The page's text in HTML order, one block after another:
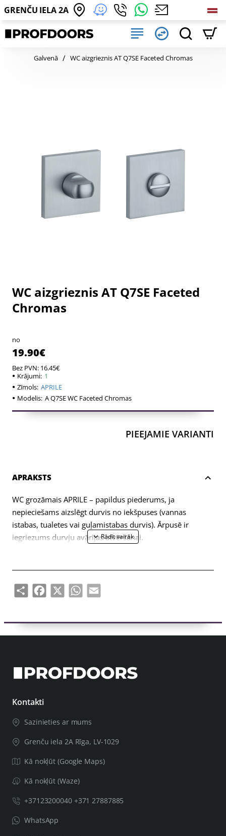
GRENČU IELA 2A
GalvenāhomeWC aizgrieznis AT Q7SE Faceted Chromas
WC aizgrieznis AT Q7SE Faceted
Chromas
no
19.90€
Bez PVN: 16.45€
Krājumi: 1
Zīmols: APRILE
Modelis: A Q7SE WC Faceted Chromas
PIEEJAMIE VARIANTI
APRAKSTS
WC grozāmais APRILE – papildus piederums, ja
nepieciešams aizslēgt durvis no iekšpuses (vannas
istabas, tualetes vai guļamistabas durvis). Ārpusē ir
iegriezums durvju avārijas atvēršanai.
izgatavot 6x6mm, izmantojot reduktoru). Grozāmais ir
aprīkots ar 7 mm biezām metāla rozetēm.
Komplektā ietilpst:
– divi adapteri ar 7 mm biezām apdares rozetēm;
– 1 sešstūra skrūve un 3 mm sešstūra atslēga;
Ja Jūsu durvju vērtne būs biezāka par 44mm, Jums būs
svarīgu saistīto informāciju atstājiet pasūtījuma piezīmēs,
tai skaitā durvju vērtnes biezumu. Pēc Jūsu sniegtās
nokomplektēt preci vajadzīgā biezuma durvīm.
Share Facebook
X WhatsApp
Email
Kontakti
Sazinieties ar mums
Grenču iela 2A Rīga, LV-1029
Kā nokļūt (Google Maps)
Kā nokļūt (Waze)
+37123200040 +371 27887885
WhatsApp